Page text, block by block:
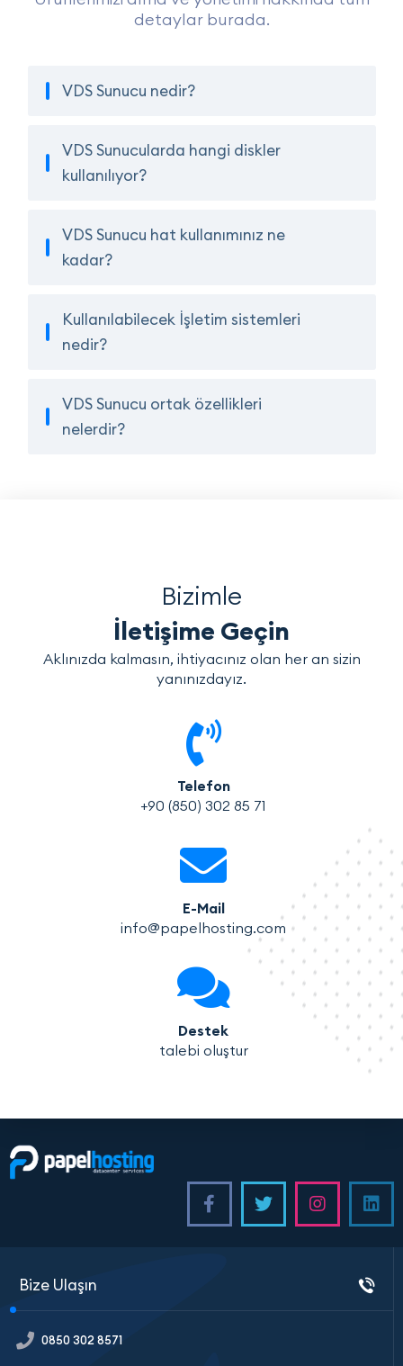
detaylar burada.
VDS Sunucu nedir?
VDS Sunucularda hangi diskler
kullanılıyor?
VDS Sunucu hat kullanımınız ne
kadar?
Kullanılabilecek İşletim sistemleri
nedir?
VDS Sunucu ortak özellikleri
nelerdir?
Bizimle
İletişime Geçin
Aklınızda kalmasın, ihtiyacınız olan her an sizin
yanınızdayız.
Telefon
+90 (850) 302 85 71
E-Mail
info@papelhosting.com
Destek
talebi oluştur
Bize Ulaşın
0850 302 8571